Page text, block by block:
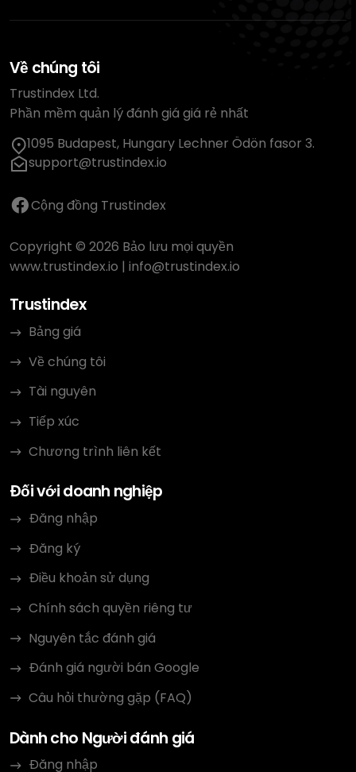
Về chúng tôi
Trustindex Ltd.
Phần mềm quản lý đánh giá giá rẻ nhất
1095 Budapest, Hungary Lechner Ödön fasor 3.
support@trustindex.io
Cộng đồng Trustindex
Copyright © 2026 Bảo lưu mọi quyền
www.trustindex.io | info@trustindex.io
Trustindex
Bảng giá
Về chúng tôi
Tài nguyên
Tiếp xúc
Chương trình liên kết
Đối với doanh nghiệp
Đăng nhập
Đăng ký
Điều khoản sử dụng
Chính sách quyền riêng tư
Nguyên tắc đánh giá
Đánh giá người bán Google
Câu hỏi thường gặp (FAQ)
Dành cho Người đánh giá
Đăng nhập